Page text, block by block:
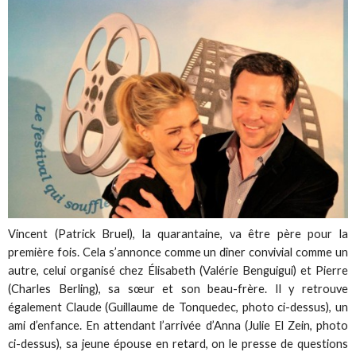
Vincent (Patrick Bruel), la quarantaine, va être père pour la
première fois. Cela s’annonce comme un dîner convivial comme un
autre, celui organisé chez Élisabeth (Valérie Benguigui) et Pierre
(Charles Berling), sa sœur et son beau-frère. Il y retrouve
également Claude (Guillaume de Tonquedec, photo ci-dessus), un
ami d’enfance. En attendant l’arrivée d’Anna (Julie El Zein, photo
ci-dessus), sa jeune épouse en retard, on le presse de questions